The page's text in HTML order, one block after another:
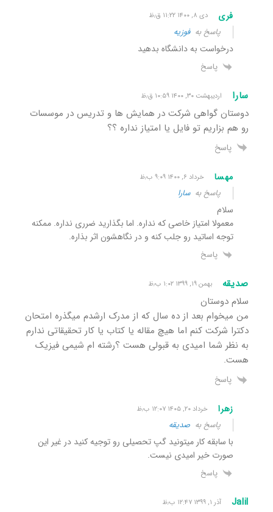
فری دی ۸, ۱۴۰۰ ۱۱:۲۲ ق٫ظ
پاسخ بهفوزیه
درخواست به دانشگاه بدهید
پاسخ
سارا اردیبهشت ۳۰, ۱۴۰۰ ۱۰:۵۹ ق٫ظ
دوستان گواهی شرکت در همایش ها و تدریس در موسسات
رو هم بزاریم تو فایل یا امتیاز نداره ؟؟
پاسخ
مهسا خرداد ۶, ۱۴۰۰ ۹:۰۹ ب٫ظ
پاسخ بهسارا
سلام
معمولا امتیاز خاصی که نداره. اما بگذارید ضرری نداره. ممکنه
توجه اساتید رو جلب کنه و در نگاهشون اثر بذاره.
پاسخ
صدیقه بهمن ۱۹, ۱۳۹۹ ۱:۰۲ ب٫ظ
سلام دوستان
من میخوام بعد از ده سال که از مدرک ارشدم میگذره امتحان
دکترا شرکت کنم اما هیچ مقاله یا کتاب یا کار تحقیقاتی ندارم
به نظر شما امیدی به قبولی هست ؟رشته ام شیمی فیزیک
هست.
پاسخ
زهرا خرداد ۲۰, ۱۴۰۵ ۱۲:۰۷ ب٫ظ
پاسخ به صدیقه
با سابقه کار میتونید گپ تحصیلی رو توجیه کنید در غیر این
صورت خیر امیدی نیست.
پاسخ
Jalil آذر ۱, ۱۳۹۹ ۱۲:۴۷ ب٫ظ